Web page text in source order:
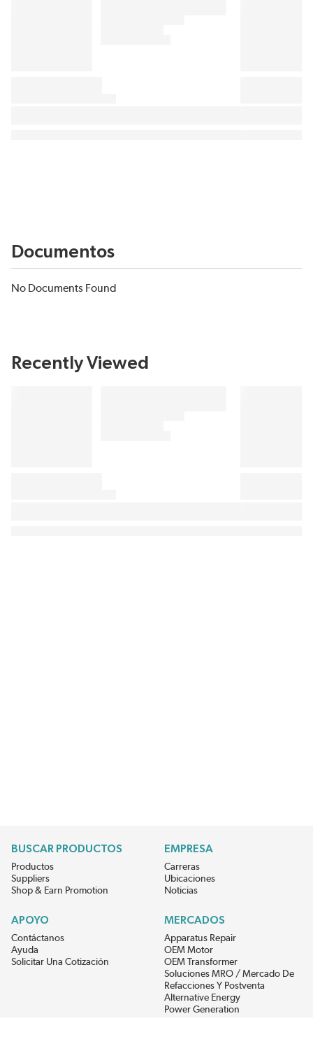
Documentos
No Documents Found
Recently Viewed
BUSCAR PRODUCTOS
Productos
Suppliers
Shop & Earn Promotion
EMPRESA
Carreras
Ubicaciones
Noticias
APOYO
Contáctanos
Ayuda
Solicitar Una Cotización
MERCADOS
Apparatus Repair
OEM Motor
OEM Transformer
Soluciones MRO / Mercado De
Refacciones Y Postventa
Alternative Energy
Power Generation